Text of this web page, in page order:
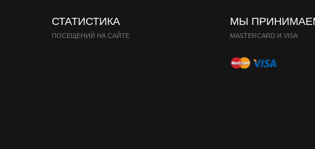
СТАТИСТИКА
ПОСЕЩЕНИЙ НА САЙТЕ
МЫ
MASTERCARD И VISA